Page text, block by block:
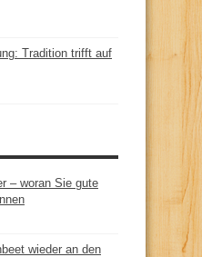
Tradition trifft auf
– woran Sie gute
wieder an den